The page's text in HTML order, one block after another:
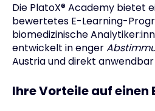
Die PlatoX®Academy bietet
bewertetes E-Learning-
biomedizinische
entwickelt in enger
Austria und direkt
Ihre Vorteile auf einen